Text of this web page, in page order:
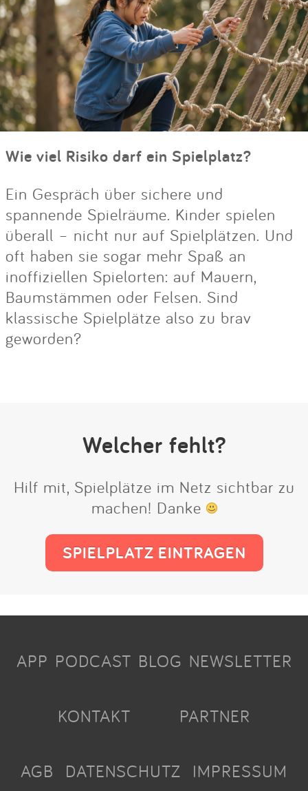
Wie viel Risiko darf ein Spielplatz?
Ein Gespräch über sichere und
spannende Spielräume. Kinder spielen
überall – nicht nur auf Spielplätzen. Und
oft haben sie sogar mehr Spaß an
inoffiziellen Spielorten: auf Mauern,
Baumstämmen oder Felsen. Sind
klassische Spielplätze also zu brav
geworden?
Welcher fehlt?
Hilf mit, Spielplätze im Netz sichtbar zu
machen! Danke
SPIELPLATZ EINTRAGEN
APP PODCAST BLOG NEWSLETTER
KONTAKT PARTNER
AGB DATENSCHUTZ IMPRESSUM